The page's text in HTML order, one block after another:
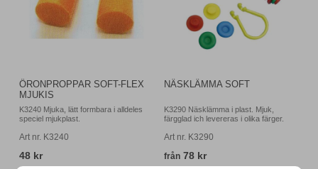
ÖRONPROPPAR SOFT-FLEX
MJUKIS
K3240 Mjuka, lätt formbara i alldeles
speciel mjukplast.
Art nr. K3240
48 kr
NÄSKLÄMMA SOFT
K3290 Näsklämma i plast. Mjuk,
färgglad ich levereras i olika färger.
Art nr. K3290
från 78 kr